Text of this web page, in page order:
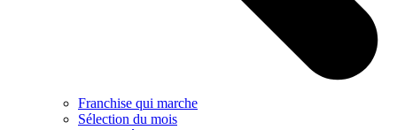
Franchise qui marche
Sélection du mois